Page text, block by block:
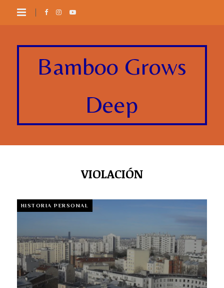
Bamboo Grows
Deep
VIOLACIÓN
HISTORIA PERSONAL